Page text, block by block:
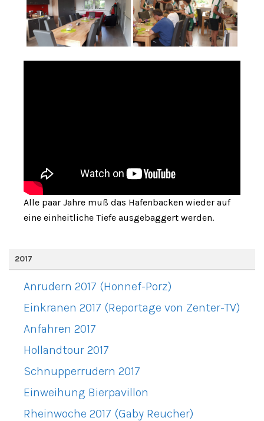
Alle paar Jahre muß das Hafenbacken wieder auf
eine einheitliche Tiefe ausgebaggert werden.
2017
Anrudern 2017 (Honnef-Porz)
Einkranen 2017 (Reportage von Zenter-TV)
Anfahren 2017
Hollandtour 2017
Schnupperrudern 2017
Einweihung Bierpavillon
Rheinwoche 2017 (Gaby Reucher)